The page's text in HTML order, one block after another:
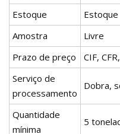
Estoque
Estoque
Amostra
Livre
Prazo de preço
CIF,
Serviço de
processamento
Dobra,
Quantidade
mínima
5